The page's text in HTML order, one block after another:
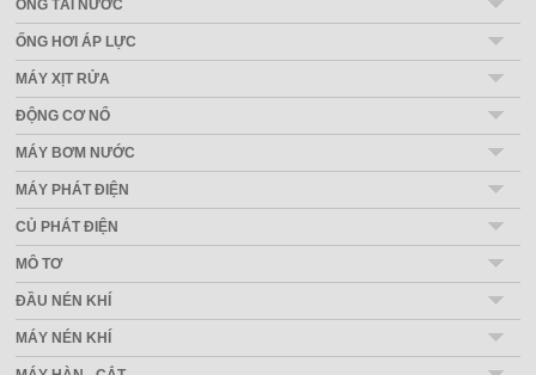
ỐNG TẢI NƯỚC
ỐNG HƠI ÁP LỰC
MÁY XỊT RỬA
ĐỘNG CƠ NỔ
MÁY BƠM NƯỚC
MÁY PHÁT ĐIỆN
CỦ PHÁT ĐIỆN
MÔ TƠ
ĐẦU NÉN KHÍ
MÁY NÉN KHÍ